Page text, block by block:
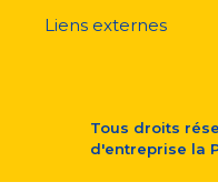
Liens externes
Tous droits
d'entreprise la